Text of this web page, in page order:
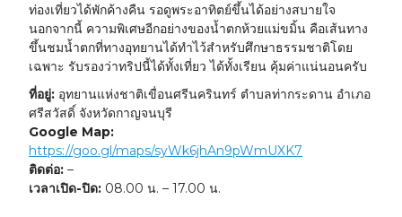
ท่องเที่ยวได้พักค้างคืน รอดูพระอาทิตย์ขึ้นได้อย่างสบายใจ
นอกจากนี้ ความพิเศษอีกอย่างของน้ำตกห้วยแม่ขมิ้น คือเส้นทาง
ขึ้นชมน้ำตกที่ทางอุทยานได้ทำไว้สำหรับศึกษาธรรมชาติโดย
เฉพาะ รับรองว่าทริปนี้ได้ทั้งเที่ยว ได้ทั้งเรียน คุ้มค่าแน่นอนครับ
ที่อยู่: อุทยานแห่งชาติเขื่อนศรีนครินทร์ ตำบลท่ากระดาน อำเภอ
ศรีสวัสดิ์ จังหวัดกาญจนบุรี
Google Map:
https://goo.gl/maps/syWk6jhAn9pWmUXK7
ติดต่อ: –
เวลาเปิด-ปิด: 08.00 น. – 17.00 น.